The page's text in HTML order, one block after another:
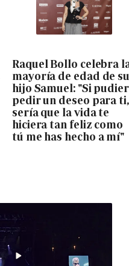
Raquel Bollo celebra
mayoría de edad de
hijo Samuel: "Si
pedir un deseo para ti,
sería que la vida te
hiciera tan feliz como
tú me has hecho a mí"